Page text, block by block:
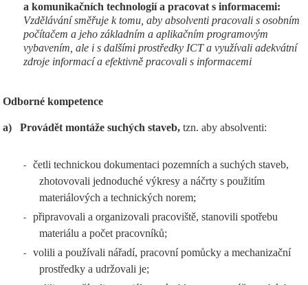
a komunikačních technologií a pracovat s informacemi:
Vzdělávání směřuje k tomu, aby absolventi pracovali s osobním
počítačem a jeho základním a aplikačním programovým
vybavením, ale i s dalšími prostředky ICT a využívali adekvátní
zdroje informací a efektivně pracovali s informacemi
Odborné kompetence
a) Provádět montáže suchých staveb, tzn. aby absolventi:
-
četli technickou dokumentaci pozemních a suchých staveb,
zhotovovali jednoduché výkresy a náčrty s použitím
materiálových a technických norem;
-
připravovali a organizovali pracoviště, stanovili spotřebu
materiálu a počet pracovníků;
-
volili a používali nářadí, pracovní pomůcky a mechanizační
prostředky a udržovali je;